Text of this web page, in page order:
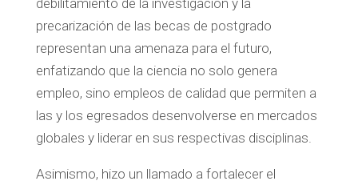
precarización de las becas de postgrado
representan una amenaza para el futuro,
enfatizando que la ciencia no solo genera
empleo, sino empleos de calidad que permiten a
las y los egresados desenvolverse en mercados
globales y liderar en sus respectivas disciplinas.
Asimismo, hizo un llamado a fortalecer el